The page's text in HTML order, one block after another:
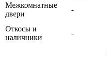
Межкомнатные
двери
-
Откосы и
наличники
-